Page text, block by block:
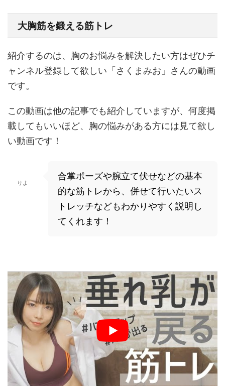
大胸筋を鍛える筋トレ
紹介するのは、胸のお悩みを解決したい方はぜひチ
ャンネル登録して欲しい「さくまみお」さんの動画
です。
この動画は他の記事でも紹介していますが、何度掲
載してもいいほど、胸の悩みがある方には見て欲し
い動画です！
りよ
合掌ポーズや腕立て伏せなどの基本
的な筋トレから、併せて行いたいス
トレッチなどもわかりやすく説明し
てくれます！